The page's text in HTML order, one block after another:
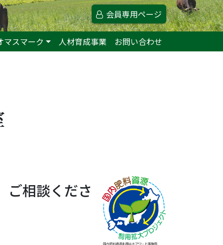
会員専用ページ
マスマーク 人材育成事業 お問い合わせ
ご相談くださ